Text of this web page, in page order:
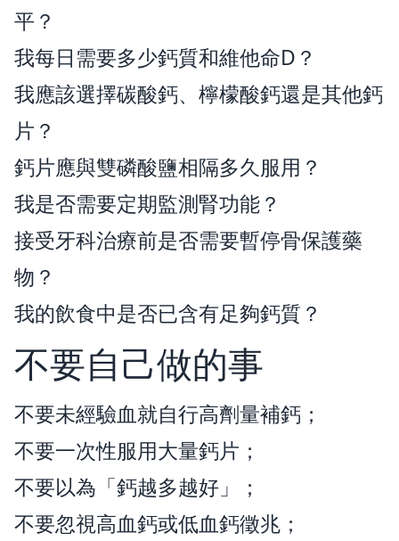
平？
我每日需要多少鈣質和維他命D？
我應該選擇碳酸鈣、檸檬酸鈣還是其他鈣
片？
鈣片應與雙磷酸鹽相隔多久服用？
我是否需要定期監測腎功能？
接受牙科治療前是否需要暫停骨保護藥
物？
我的飲食中是否已含有足夠鈣質？
不要自己做的事
不要未經驗血就自行高劑量補鈣；
不要一次性服用大量鈣片；
不要以為「鈣越多越好」；
不要忽視高血鈣或低血鈣徵兆；